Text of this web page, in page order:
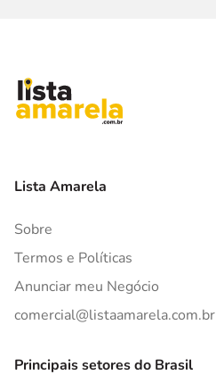
Lista Amarela
Sobre
Termos e Políticas
Anunciar meu Negócio
comercial@listaamarela.com.br
Principais setores do Brasil